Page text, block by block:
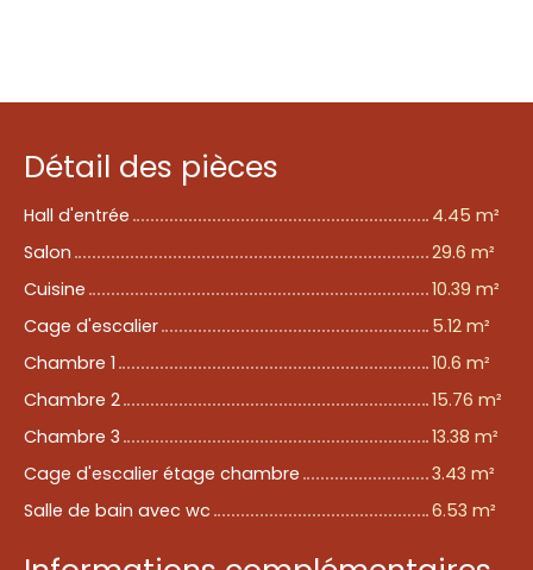
Détail des pièces
Hall d'entrée
4.45 m²
Salon
29.6 m²
Cuisine
10.39 m²
Cage d'escalier
5.12 m²
Chambre 1
10.6 m²
Chambre 2
15.76 m²
Chambre 3
13.38 m²
Cage d'escalier étage chambre
3.43 m²
Salle de bain avec wc
6.53 m²